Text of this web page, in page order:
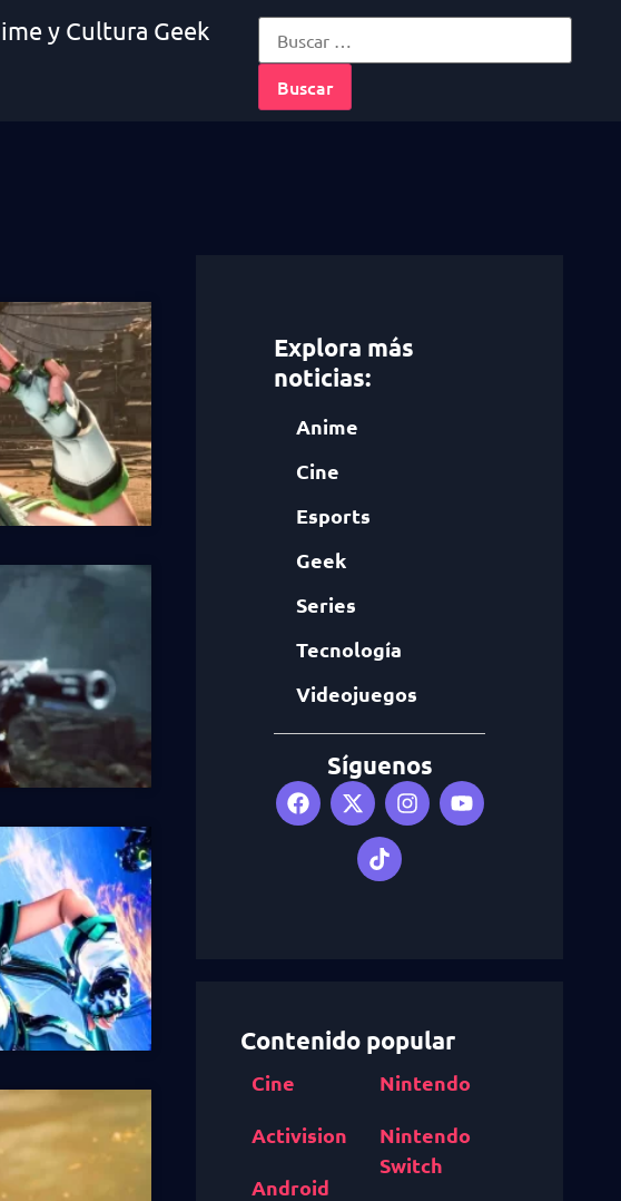
y Cultura Geek
Explora más
noticias:
Anime
Cine
Esports
Geek
Series
Tecnología
Videojuegos
Síguenos
Contenido popular
Cine
Activision
Android
Nintendo
Nintendo
Switch